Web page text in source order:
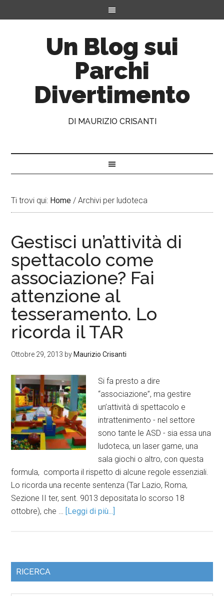
Un Blog sui
Parchi
Divertimento
DI MAURIZIO CRISANTI
Ti trovi qui: Home / Archivi per ludoteca
Gestisci un’attività di
spettacolo come
associazione? Fai
attenzione al
tesseramento. Lo
ricorda il TAR
Ottobre 29, 2013 by Maurizio Crisanti
Si fa presto a dire
“associazione”, ma gestire
un’attività di spettacolo e
intrattenimento - nel settore
sono tante le ASD - sia essa una
ludoteca, un laser game, una
sala giochi o altro, con questa
formula, comporta il rispetto di alcune regole essenziali.
Lo ricorda una recente sentenza (Tar Lazio, Roma,
Sezione II ter, sent. 9013 depositata lo scorso 18
ottobre), che … [Leggi di più...]
RICERCA